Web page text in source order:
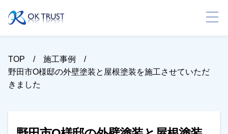
TOP
施工事例
野田市O様邸の外壁塗装と屋根塗装を施工させていただ
きました